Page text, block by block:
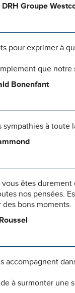
Groupe
pour exprimer à
que
Bonenfant
sympathies à
vous êtes
nos pensées.
bons moments.
accompagnent
à surmonter une